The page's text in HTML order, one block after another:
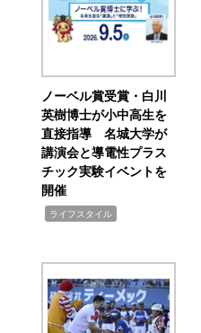
ノーベル賞受賞・白川
英樹博士が小中高生を
直接指導 名城大学が
講演会と導電性プラス
チック実験イベントを
開催
ライフスタイル